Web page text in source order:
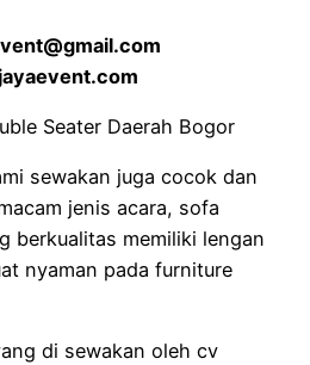
sewakan juga cocok dan
jenis acara, sofa
berkualitas memiliki lengan
nyaman pada furniture
di sewakan oleh cv